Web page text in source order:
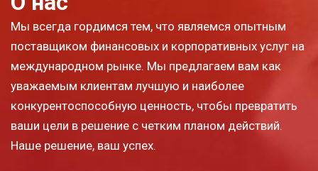
Мы всегда гордимся тем, что являемся опытным
поставщиком финансовых и корпоративных услуг на
международном рынке. Мы предлагаем вам как
уважаемым клиентам лучшую и наиболее
конкурентоспособную ценность, чтобы превратить
ваши цели в решение с четким планом действий.
Наше решение, ваш успех.